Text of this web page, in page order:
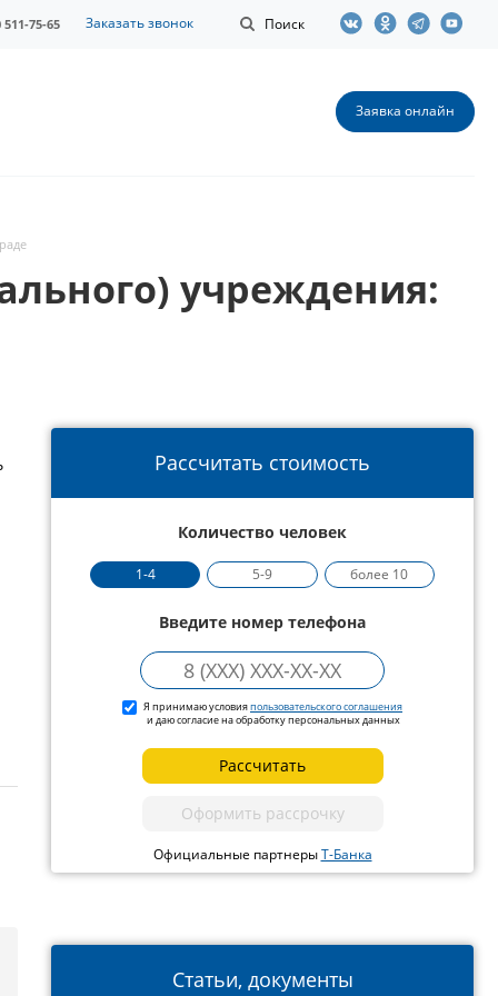
Поиск
511-75-65 Заказать звонок
Заявка онлайн
учреждения:
Рассчитать стоимость
Количество человек
1-4 5-9 более 10
Введите номер телефона
Я принимаю условияпользовательского соглашения
и даю согласие на обработку персональных данных
Рассчитать
Оформить рассрочку
Официальные партнерыТ-Банка
Статьи, документы